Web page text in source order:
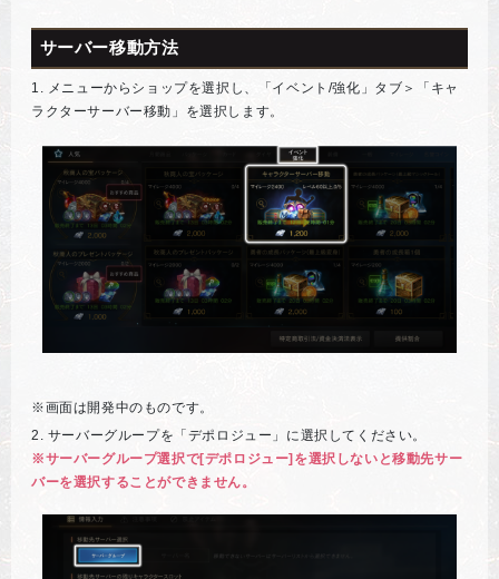
サーバー移動方法
1. メニューからショップを選択し、「イベント/強化」タブ＞「キャ
ラクターサーバー移動」を選択します。
※画面は開発中のものです。
2. サーバーグループを「デポロジュー」に選択してください。
※サーバーグループ選択で[デポロジュー]を選択しないと移動先サー
バーを選択することができません。